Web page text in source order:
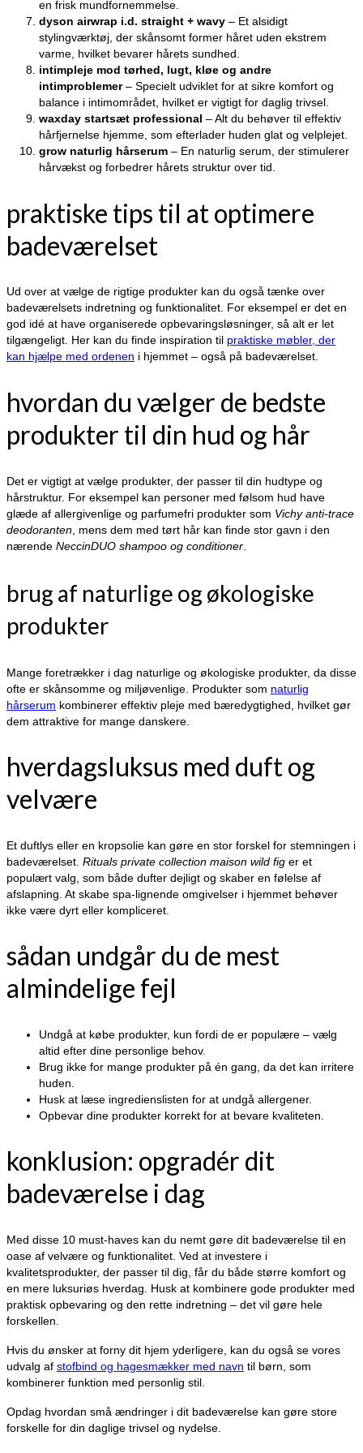
en frisk mundfornemmelse.
dyson airwrap i.d. straight + wavy – Et alsidigt
stylingværktøj, der skånsomt former håret uden ekstrem
varme, hvilket bevarer hårets sundhed.
intimpleje mod tørhed, lugt, kløe og andre
intimproblemer– Specielt udviklet for at sikre komfort og
balance i intimområdet, hvilket er vigtigt for daglig trivsel.
waxday startsæt professional – Alt du behøver til effektiv
hårfjernelse hjemme, som efterlader huden glat og velplejet.
grow naturlig hårserum – En naturlig serum, der stimulerer
hårvækst og forbedrer hårets struktur over tid.
praktiske tips til at optimere
badeværelset
Ud over at vælge de rigtige produkter kan du også tænke over
badeværelsets indretning og funktionalitet. For eksempel er det en
god idé at have organiserede opbevaringsløsninger, så alt er let
tilgængeligt. Her kan du finde inspiration til praktiske møbler, der
kan hjælpe med ordenen i hjemmet – også på badeværelset.
hvordan du vælger de bedste
produkter til din hud og hår
Det er vigtigt at vælge produkter, der passer til din hudtype og
hårstruktur. For eksempel kan personer med følsom hud have
glæde af allergivenlige og parfumefri produkter som Vichy anti-trace
deodoranten , mens dem med tørt hår kan finde stor gavn i den
nærende NeccinDUO shampoo og conditioner
brug af naturlige og økologiske
produkter
Mange foretrækker i dag naturlige og økologiske produkter, da disse
ofte er skånsomme og miljøvenlige. Produkter som naturlig
hårserum kombinerer effektiv pleje med bæredygtighed, hvilket gør
dem attraktive for mange danskere.
hverdagsluksus med duft og
velvære
Et duftlys eller en kropsolie kan gøre en stor forskel for stemningen i
badeværelset. Rituals private collection maison wild fig er et
populært valg, som både dufter dejligt og skaber en følelse af
afslapning. At skabe spa-lignende omgivelser i hjemmet behøver
ikke være dyrt eller kompliceret.
sådan undgår du de mest
almindelige fejl
Undgå at købe produkter, kun fordi de er populære – vælg
altid efter dine personlige behov.
Brug ikke for mange produkter på én gang, da det kan irritere
huden.
Husk at læse ingredienslisten for at undgå allergener.
Opbevar dine produkter korrekt for at bevare kvaliteten.
konklusion: opgradér dit
badeværelse i dag
Med disse 10 must-haves kan du nemt gøre dit badeværelse til en
oase af velvære og funktionalitet. Ved at investere i
kvalitetsprodukter, der passer til dig, får du både større komfort og
en mere luksuriøs hverdag. Husk at kombinere gode produkter med
praktisk opbevaring og den rette indretning – det vil gøre hele
forskellen.
Hvis du ønsker at forny dit hjem yderligere, kan du også se vores
udvalg af stofbind og hagesmækker med navn til børn, som
kombinerer funktion med personlig stil.
Opdag hvordan små ændringer i dit badeværelse kan gøre store
forskelle for din daglige trivsel og nydelse.